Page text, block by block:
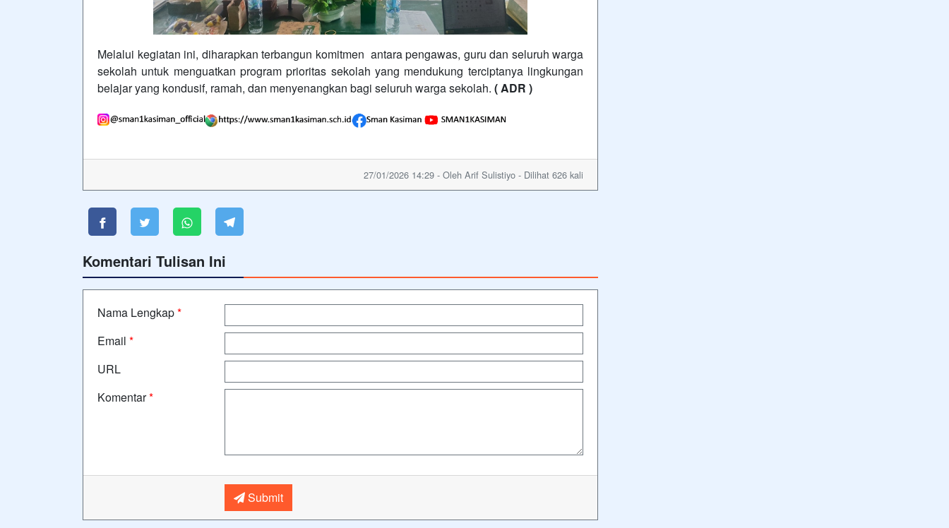
Melalui kegiatan ini, diharapkan terbangun komitmen antara pengawas, guru dan seluruh warga
sekolah untuk menguatkan program prioritas sekolah yang mendukung terciptanya lingkungan
belajar yang kondusif, ramah, dan menyenangkan bagi seluruh warga sekolah. ( ADR )
27/01/2026 14:29 - Oleh Arif Sulistiyo - Dilihat 626 kali
Komentari Tulisan Ini
Nama Lengkap*
Email *
URL
Komentar*
Submit